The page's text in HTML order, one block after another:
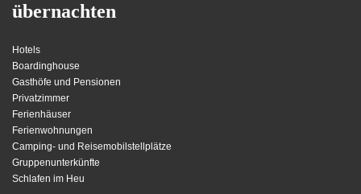
übernachten
Hotels
Boardinghouse
Gasthöfe und Pensionen
Privatzimmer
Ferienhäuser
Ferienwohnungen
Camping- und Reisemobilstellplätze
Gruppenunterkünfte
Schlafen im Heu